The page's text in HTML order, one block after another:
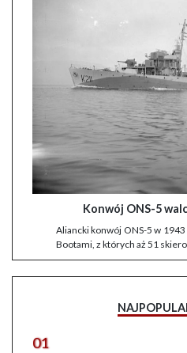
Konwój ONS-5
Aliancki konwój ONS-5 w 1943
Bootami, z których aż 51
01